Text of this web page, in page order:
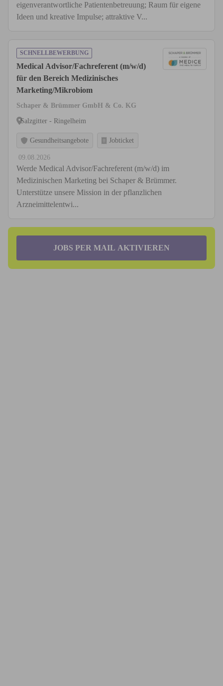
eigenverantwortliche Patientenbetreuung; Raum für eigene
Ideen und kreative Impulse; attraktive V...
SCHNELLBEWERBUNG
Medical Advisor/Fachreferent (m/w/d)
für den Bereich Medizinisches
Marketing/Mikrobiom
Schaper & Brümmer GmbH & Co. KG
Salzgitter - Ringelheim
Gesundheitsangebote Jobticket
09.08.2026
Werde Medical Advisor/Fachreferent (m/w/d) im
Medizinischen Marketing bei Schaper & Brümmer.
Unterstütze unsere Mission in der pflanzlichen
Arzneimittelentwi...
JOBS PER MAIL AKTIVIEREN